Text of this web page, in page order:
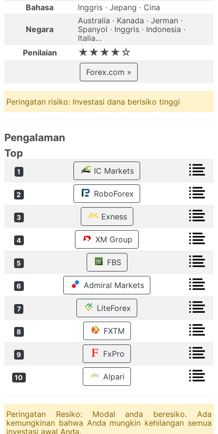
Bahasa
Inggris · Jepang · Cina
Negara
Australia · Kanada · Jerman ·
Spanyol · Inggris · Indonesia ·
Italia…
Penilaian
★★★★☆
Forex.com »
Peringatan risiko: Investasi dana berisiko tinggi
Pengalaman
Top
1 IC Markets
2 RoboForex
3 Exness
4 XM Group
5 FBS
6 Admiral Markets
7 LiteForex
8 FXTM
9 FxPro
10 Alpari
Peringatan Resiko: Modal anda beresiko. Ada
kemungkinan bahwa Anda mungkin kehilangan semua
investasi awal Anda.